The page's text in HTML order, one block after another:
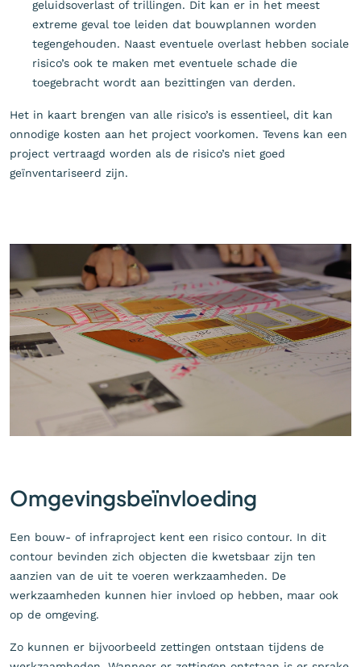
geluidsoverlast of trillingen. Dit kan er in het meest
extreme geval toe leiden dat bouwplannen worden
tegengehouden. Naast eventuele overlast hebben sociale
risico’s ook te maken met eventuele schade die
toegebracht wordt aan bezittingen van derden.
Het in kaart brengen van alle risico’s is essentieel, dit kan
onnodige kosten aan het project voorkomen. Tevens kan een
project vertraagd worden als de risico’s niet goed
geïnventariseerd zijn.
Omgevingsbeïnvloeding
Een bouw- of infraproject kent een risico contour. In dit
contour bevinden zich objecten die kwetsbaar zijn ten
aanzien van de uit te voeren werkzaamheden. De
werkzaamheden kunnen hier invloed op hebben, maar ook
op de omgeving.
Zo kunnen er bijvoorbeeld zettingen ontstaan tijdens de